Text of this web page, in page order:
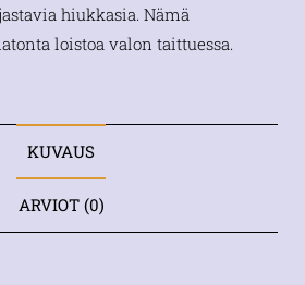
hiukkasia. Nämä
loistoa valon taittuessa.
KUVAUS
ARVIOT (0)